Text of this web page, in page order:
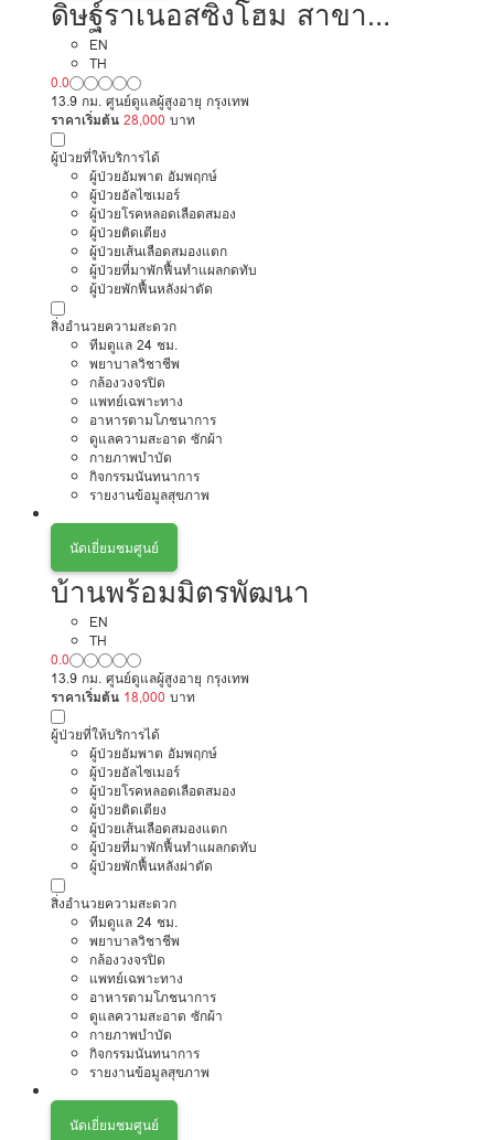
ดิษฐ์ราเนอสซิ่งโฮม สาขา
พระราม2
EN
TH
0.0
13.9 กม. ศูนย์ดูแลผู้สูงอายุ กรุงเทพ
ราคาเริ่มต้น 28,000 บาท
ผู้ป่วยที่ให้บริการได้
ผู้ป่วยอัมพาต อัมพฤกษ์
ผู้ป่วยอัลไซเมอร์
ผู้ป่วยโรคหลอดเลือดสมอง
ผู้ป่วยติดเตียง
ผู้ป่วยเส้นเลือดสมองแตก
ผู้ป่วยที่มาพักฟื้นทำแผลกดทับ
ผู้ป่วยพักฟื้นหลังผ่าตัด
สิ่งอำนวยความสะดวก
ทีมดูแล 24 ชม.
พยาบาลวิชาชีพ
กล้องวงจรปิด
แพทย์เฉพาะทาง
อาหารตามโภชนาการ
ดูแลความสะอาด ซักผ้า
กายภาพบำบัด
กิจกรรมนันทนาการ
รายงานข้อมูลสุขภาพ
นัดเยี่ยมชมศูนย์
บ้านพร้อมมิตรพัฒนา
EN
TH
0.0
13.9 กม. ศูนย์ดูแลผู้สูงอายุ กรุงเทพ
ราคาเริ่มต้น 18,000 บาท
ผู้ป่วยที่ให้บริการได้
ผู้ป่วยอัมพาต อัมพฤกษ์
ผู้ป่วยอัลไซเมอร์
ผู้ป่วยโรคหลอดเลือดสมอง
ผู้ป่วยติดเตียง
ผู้ป่วยเส้นเลือดสมองแตก
ผู้ป่วยที่มาพักฟื้นทำแผลกดทับ
ผู้ป่วยพักฟื้นหลังผ่าตัด
สิ่งอำนวยความสะดวก
ทีมดูแล 24 ชม.
พยาบาลวิชาชีพ
กล้องวงจรปิด
แพทย์เฉพาะทาง
อาหารตามโภชนาการ
ดูแลความสะอาด ซักผ้า
กายภาพบำบัด
กิจกรรมนันทนาการ
รายงานข้อมูลสุขภาพ
นัดเยี่ยมชมศูนย์